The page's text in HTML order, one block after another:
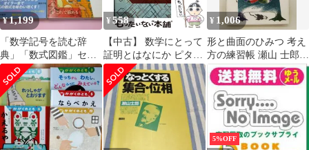
¥1,199
「数学記号を読む辞
典」「数式図鑑」セッ
ト
¥ 558
【中古】 数学にとって
証明とはなにか ピタゴ
ラスの定理からイプシ
ロン・デルタ論法まで
（ブルーバックス） /
瀬山 士郎 / 講談社
¥ 1,006
形と曲面のひみつ 考え
方の練習帳 瀬山 士郎
さ・え・ら書房
5%OFF